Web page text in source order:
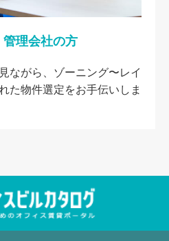
管理会社の方
ながら、ゾーニング〜レイ
た物件選定をお手伝いしま